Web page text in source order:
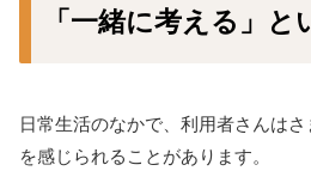
「一緒に考える」
日常生活のなかで、利用者さんは
を感じられることがあります。